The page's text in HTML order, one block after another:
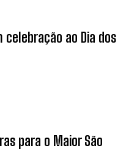
celebração ao Dia dos
para o Maior São